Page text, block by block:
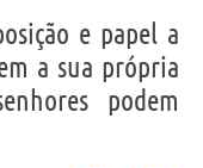
e papel a
a sua própria
podem